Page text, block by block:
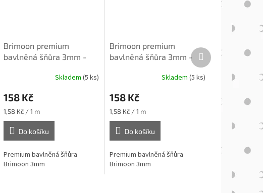
Brimoon premium
bavlněná šňůra 3mm -
Skladem(5 ks)
158 Kč
Měrná
cena:
1,58 Kč / 1 m
Do košíku
Premium bavlněná šňůra
Brimoon 3mm
Brimoon premium
bavlněná šňůra 3mm -
Skladem (5 ks)
158 Kč
Měrná
cena:
1,58 Kč / 1 m
Do košíku
Premium bavlněná šňůra
Brimoon 3mm
Další
produkt